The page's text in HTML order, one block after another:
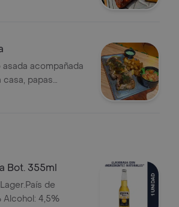
acompañada
casa, papas
Bot. 355ml
de
4,5%